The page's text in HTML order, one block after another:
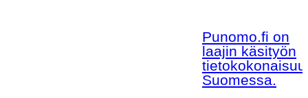
Punomo.fi on
laajin käsityön
Suomessa.